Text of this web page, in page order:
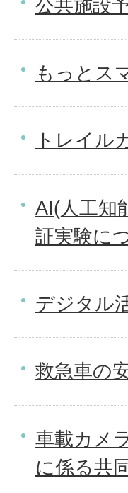
公共施設
もっとス
トレイル
AI(人工知
証実験に
デジタル
救急車の
車載カメ
に係る共